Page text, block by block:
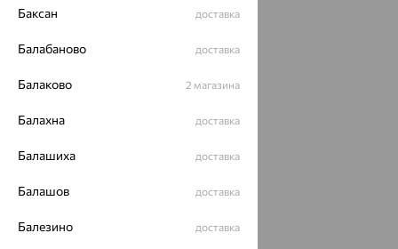
Баксан доставка
Балабаново доставка
Балаково 2 магазина
Балахна доставка
Балашиха доставка
Балашов доставка
Балезино доставка